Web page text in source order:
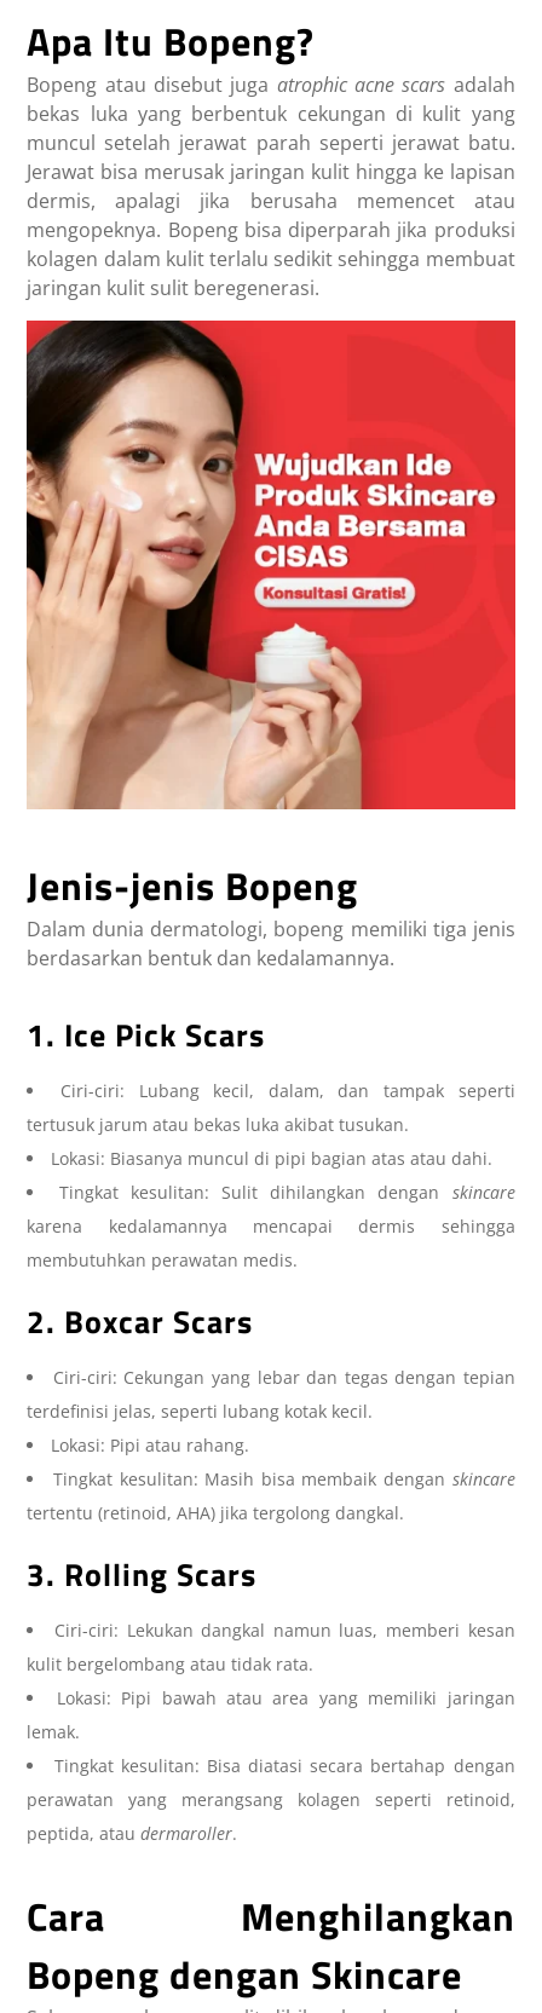
Apa Itu Bopeng?
Bopeng atau disebut juga atrophic acne scars adalah
bekas luka yang berbentuk cekungan di kulit yang
muncul setelah jerawat parah seperti jerawat batu.
Jerawat bisa merusak jaringan kulit hingga ke lapisan
dermis, apalagi jika berusaha memencet atau
mengopeknya. Bopeng bisa diperparah jika produksi
kolagen dalam kulit terlalu sedikit sehingga membuat
jaringan kulit sulit beregenerasi.
Jenis-jenis Bopeng
Dalam dunia dermatologi, bopeng memiliki tiga jenis
berdasarkan bentuk dan kedalamannya.
1. Ice Pick Scars
Ciri-ciri: Lubang kecil, dalam, dan tampak seperti
tertusuk jarum atau bekas luka akibat tusukan.
Lokasi: Biasanya muncul di pipi bagian atas atau dahi.
Tingkat kesulitan: Sulit dihilangkan dengan skincare
karena kedalamannya mencapai dermis sehingga
membutuhkan perawatan medis.
2. Boxcar Scars
Ciri-ciri: Cekungan yang lebar dan tegas dengan tepian
terdefinisi jelas, seperti lubang kotak kecil.
Lokasi: Pipi atau rahang.
Tingkat kesulitan: Masih bisa membaik dengan skincare
tertentu (retinoid, AHA) jika tergolong dangkal.
3. Rolling Scars
Ciri-ciri: Lekukan dangkal namun luas, memberi kesan
kulit bergelombang atau tidak rata.
Lokasi: Pipi bawah atau area yang memiliki jaringan
lemak.
Tingkat kesulitan: Bisa diatasi secara bertahap dengan
perawatan yang merangsang kolagen seperti retinoid,
peptida, ataudermaroller.
Cara Menghilangkan
Bopeng dengan Skincare